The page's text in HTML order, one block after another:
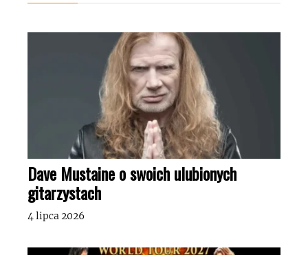
Dave Mustaine o swoich ulubionych
gitarzystach
4 lipca 2026